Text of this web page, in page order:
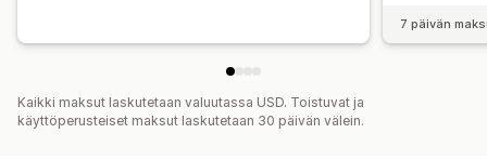
7 päivän
Kaikki maksut laskutetaan valuutassa USD. Toistuvat ja
käyttöperusteiset maksut laskutetaan 30 päivän välein.